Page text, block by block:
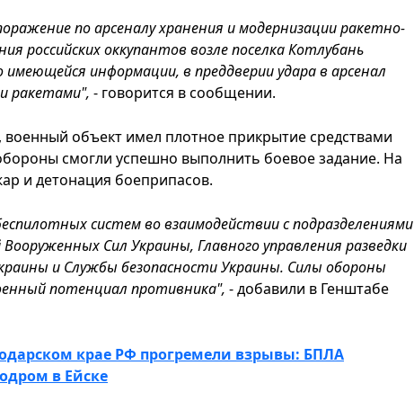
по арсеналу хранения и модернизации ракетно-
российских оккупантов возле поселка Котлубань
имеющейся информации, в преддверии удара в арсенал
ракетами", - говорится в сообщении.
объект имел плотное прикрытие средствами
смогли успешно выполнить боевое задание. На
и детонация боеприпасов.
систем во взаимодействии с подразделениями
Сил Украины, Главного управления разведки
и Службы безопасности Украины. Силы обороны
потенциал противника", - добавили в Генштабе
крае РФ прогремели взрывы: БПЛА
в Ейске